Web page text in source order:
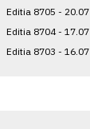
Editia 8705 - 20.07
Editia 8704 - 17.07
Editia 8703 - 16.07